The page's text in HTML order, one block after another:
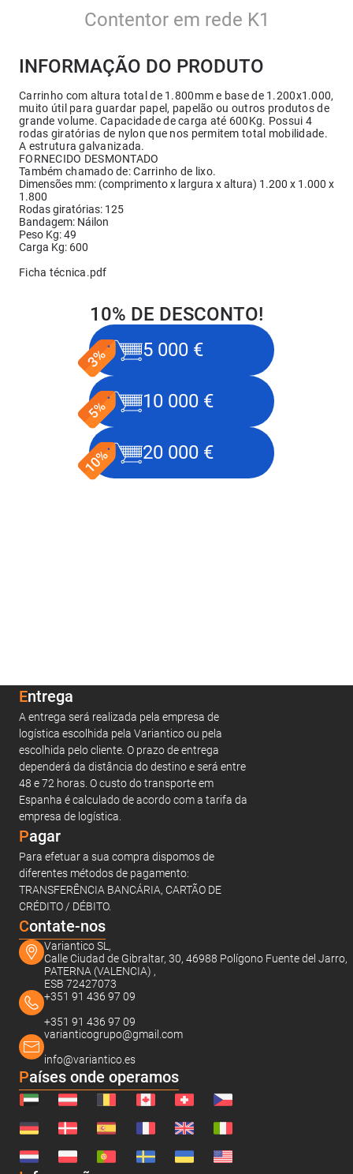
Contentor em rede K1
INFORMAÇÃO DO PRODUTO
Carrinho com altura total de 1.800mm e base de 1.200x1.000,
muito útil para guardar papel, papelão ou outros produtos de
grande volume. Capacidade de carga até 600Kg. Possui 4
rodas giratórias de nylon que nos permitem total mobilidade.
A estrutura galvanizada.
FORNECIDO DESMONTADO
Também chamado de: Carrinho de lixo.
Dimensões mm: (comprimento x largura x altura) 1.200 x 1.000 x
1.800
Rodas giratórias: 125
Bandagem: Náilon
Peso Kg: 49
Carga Kg: 600
Ficha técnica.pdf
10% DE DESCONTO!
5 000 €
10 000 €
20 000 €
Entrega
A entrega será realizada pela empresa de
logística escolhida pela Variantico ou pela
escolhida pelo cliente. O prazo de entrega
dependerá da distância do destino e será entre
48 e 72 horas. O custo do transporte em
Espanha é calculado de acordo com a tarifa da
empresa de logística.
Pagar
Para efetuar a sua compra dispomos de
diferentes métodos de pagamento:
TRANSFERÊNCIA BANCÁRIA, CARTÃO DE
CRÉDITO / DÉBITO.
Contate-nos
Variantico SL,
Calle Ciudad de Gibraltar, 30, 46988 Polígono Fuente del Jarro,
PATERNA (VALENCIA) ,
ESB 72427073
+351 91 436 97 09
+351 91 436 97 09
varianticogrupo@gmail.com
info@variantico.es
Países onde operamos